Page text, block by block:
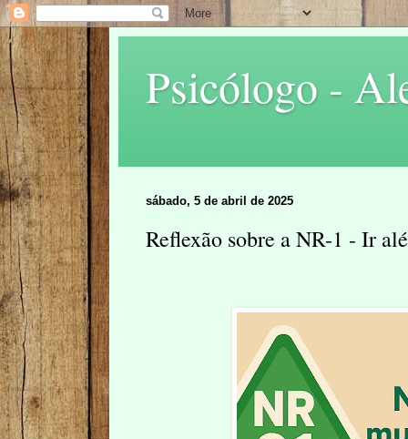
Psicólogo -
sábado, 5 de abril de 2025
Reflexão sobre a NR-1 - Ir